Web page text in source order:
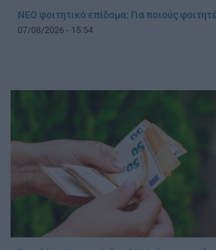
ΝΕΟ φοιτητικό επίδομα: Για ποιούς
07/08/2026 - 15:54